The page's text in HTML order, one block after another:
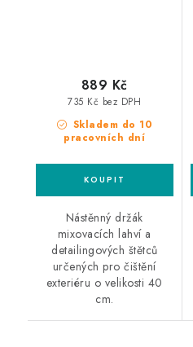
Skladem do 10
pracovních dní
735 Kč bez DPH
889 Kč
Nástěnný držák
mixovacích lahví a
detailingových štětců
určených pro čištění
exteriéru o velikosti 40
cm.